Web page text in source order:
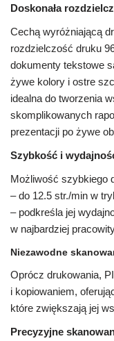
Doskonała
Cechą wyróżniającą
rozdzielczość druku
dokumenty tekstowe
żywe kolory i ostre
idealna do tworzenia
skomplikowanych
prezentacji po żywe
Szybkość i
Możliwość szybkiego
– do 12.5 str./min w
– podkreśla jej
w najbardziej
Niezawodne
Oprócz drukowania,
i kopiowaniem,
które zwiększają jej
Precyzyjne